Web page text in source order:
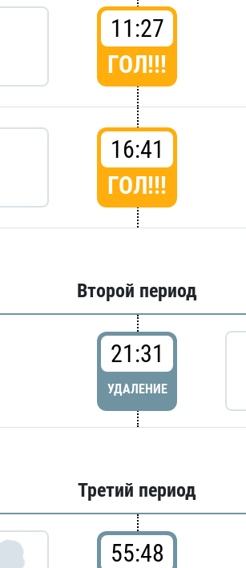
11:27
ГОЛ!!!
16:41
ГОЛ!!!
Второй период
21:31
УДАЛЕНИЕ
Третий период
55:48